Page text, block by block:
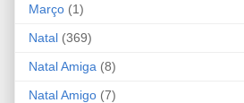
Março (1)
Natal (369)
Natal Amiga (8)
Natal Amigo (7)